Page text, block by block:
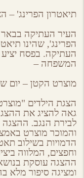
תיאטרון הפרינג' –
העיר העתיקה
הפרינג', שהינו
העתיקה. בפסח יציע
המשפחה –
מוצרט הקטן – יום שני, 22.4 בשעה
הצגת הילדים
גאה להציג את
לבירת הנגב. ההצגה
והמוכר מוצרט
הדמויות בשילוב
וחפצים, המלווה
ההצגה עוסקת
ומציגה סיפור מלא